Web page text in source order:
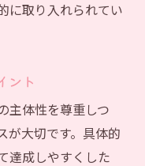
に取り入れられてい
ント
主体性を尊重しつ
が大切です。具体的
達成しやすくした